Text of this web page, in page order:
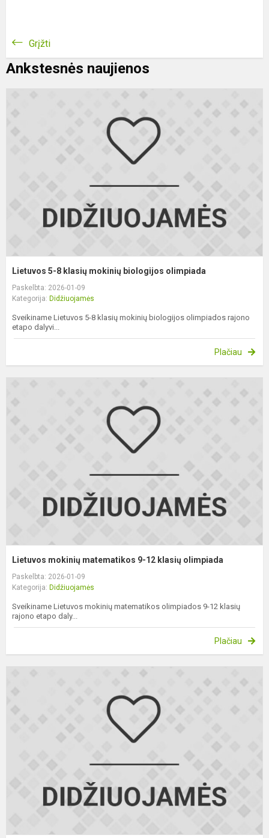
Grįžti
Ankstesnės naujienos
Lietuvos 5-8 klasių mokinių biologijos olimpiada
Paskelbta: 2026-01-09
Kategorija: Didžiuojamės
Sveikiname Lietuvos 5-8 klasių mokinių biologijos olimpiados rajono
etapo dalyvi...
Plačiau
Lietuvos mokinių matematikos 9-12 klasių olimpiada
Paskelbta: 2026-01-09
Kategorija: Didžiuojamės
Sveikiname Lietuvos mokinių matematikos olimpiados 9-12 klasių
rajono etapo daly...
Plačiau